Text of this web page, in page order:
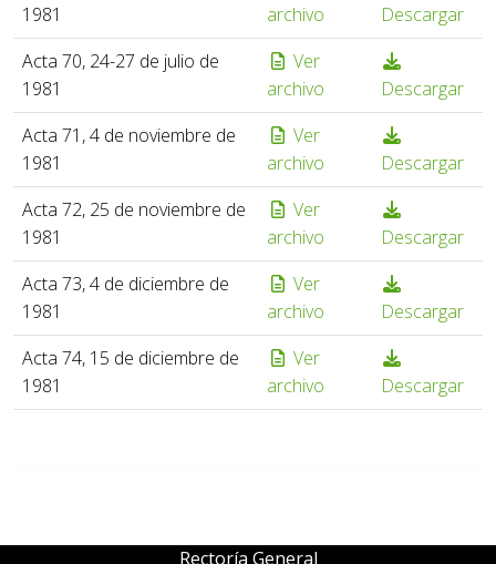
1981
archivo
Descargar
Acta 70, 24-27 de julio de
1981
Ver
archivo
Descargar
Acta 71, 4 de noviembre de
1981
Ver
archivo
Descargar
Acta 72, 25 de noviembre de
1981
Ver
archivo
Descargar
Acta 73, 4 de diciembre de
1981
Ver
archivo
Descargar
Acta 74, 15 de diciembre de
1981
Ver
archivo
Descargar
Rectoría General